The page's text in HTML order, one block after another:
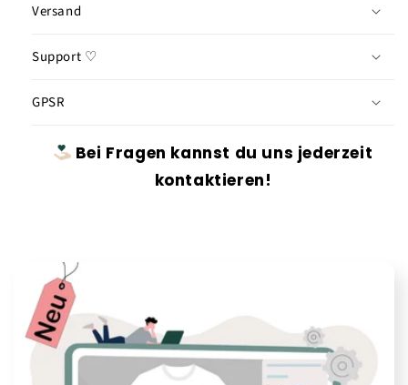
Versand
Support ♡
GPSR
Bei Fragen kannst du uns jederzeit
kontaktieren!